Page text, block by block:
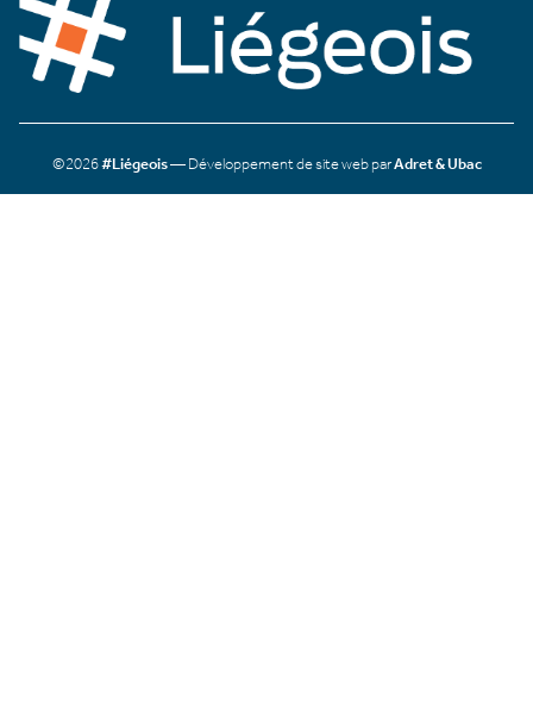
©2026#Liégeois— Développement de site web parAdret & Ubac